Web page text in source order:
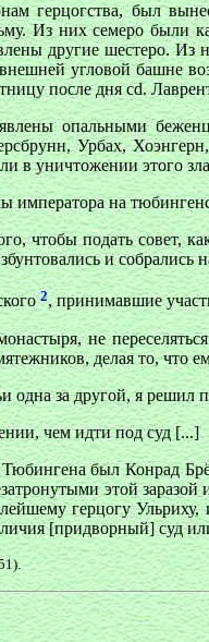
герцогства, был
Из них ceмepo были
другие шестеро.
угловой башне
после дня сd.
опальными
Урбах,
в уничтожении этого
императора на
чтобы подать совет,
и
2, принимавшие
не
делая то, что
одна за другой, я
чем идти под суд [...]
был Конрад
этой
герцогу Ульриху,
[придворный] суд